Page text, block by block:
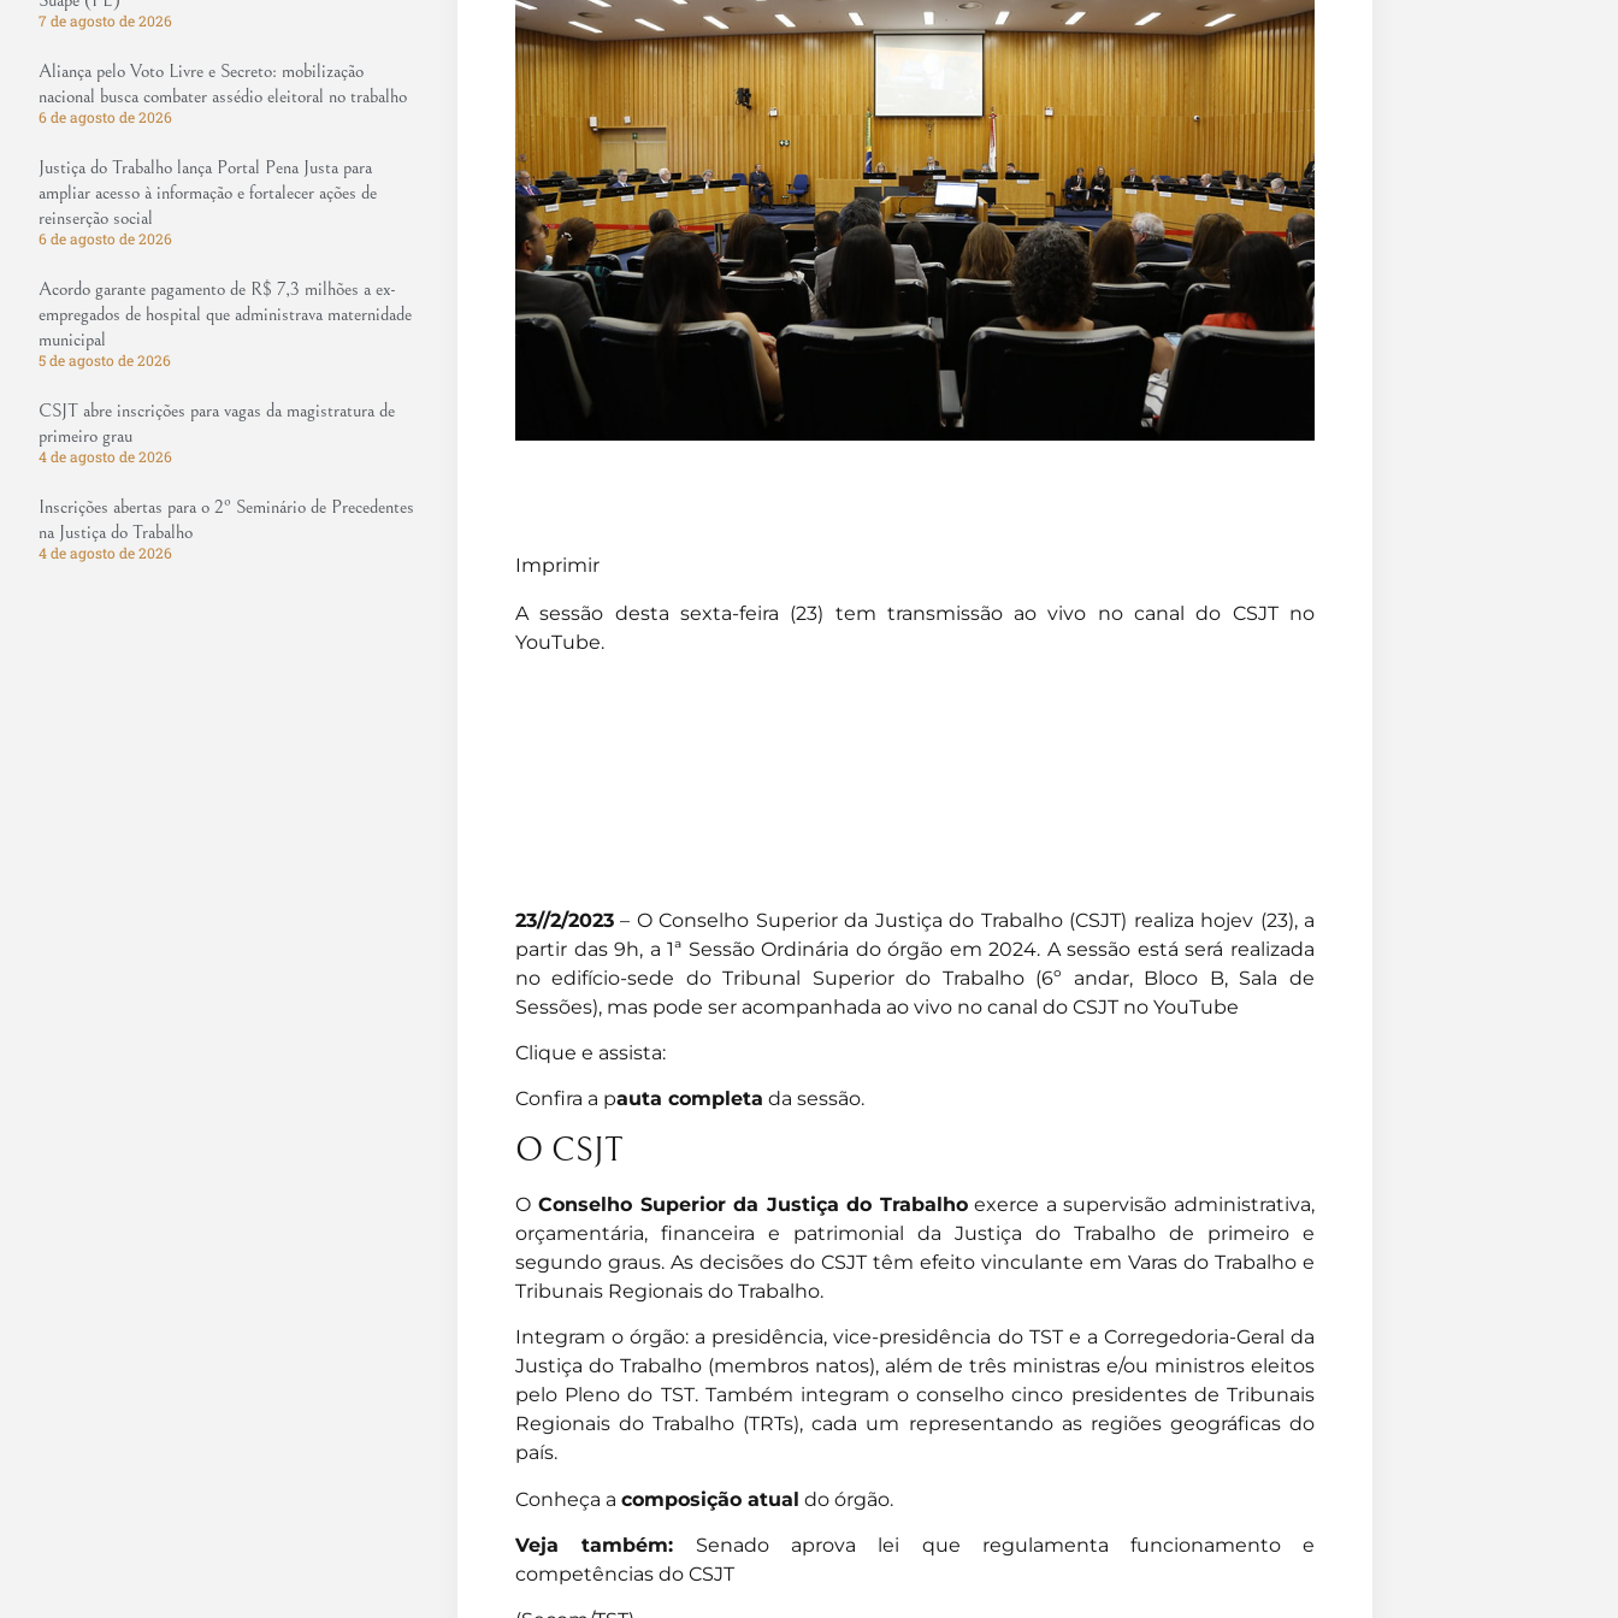
7 de agosto de 2026
Aliança pelo Voto Livre e Secreto: mobilização
nacional busca combater assédio eleitoral no trabalho
6 de agosto de 2026
Justiça do Trabalho lança Portal Pena Justa para
ampliar acesso à informação e fortalecer ações de
reinserção social
6 de agosto de 2026
Acordo garante pagamento de R$ 7,3 milhões a ex-
empregados de hospital que administrava maternidade
municipal
5 de agosto de 2026
CSJT abre inscrições para vagas da magistratura de
primeiro grau
4 de agosto de 2026
Inscrições abertas para o 2º Seminário de Precedentes
na Justiça do Trabalho
4 de agosto de 2026
Imprimir
A sessão desta sexta-feira (23) tem transmissão ao vivo no canal do CSJT no
YouTube.
23//2/2023– O Conselho Superior da Justiça do Trabalho (CSJT) realiza hojev (23), a
partir das 9h, a 1ª Sessão Ordinária do órgão em 2024. A sessão está será realizada
no edifício-sede do Tribunal Superior do Trabalho (6º andar, Bloco B, Sala de
Sessões), mas pode ser acompanhada ao vivo no canal do CSJT no YouTube
Clique e assista:
Confira a pauta completa da sessão.
O CSJT
OConselho Superior da Justiça do Trabalhoexerce a supervisão administrativa,
orçamentária, financeira e patrimonial da Justiça do Trabalho de primeiro e
segundo graus. As decisões do CSJT têm efeito vinculante em Varas do Trabalho e
Tribunais Regionais do Trabalho.
Integram o órgão: a presidência, vice-presidência do TST e a Corregedoria-Geral da
Justiça do Trabalho (membros natos), além de três ministras e/ou ministros eleitos
pelo Pleno do TST. Também integram o conselho cinco presidentes de Tribunais
Regionais do Trabalho (TRTs), cada um representando as regiões geográficas do
país.
Conheça a composição atual do órgão.
Veja também: Senado aprova lei que regulamenta funcionamento e
competências do CSJT